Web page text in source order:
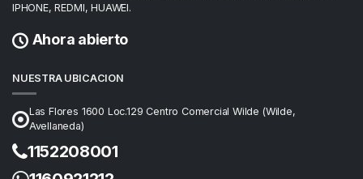
IPHONE, REDMI, HUAWEI.
Ahora abierto
NUESTRA UBICACION
Las Flores 1600 Loc.129 Centro Comercial Wilde (Wilde,
Avellaneda)
1152208001